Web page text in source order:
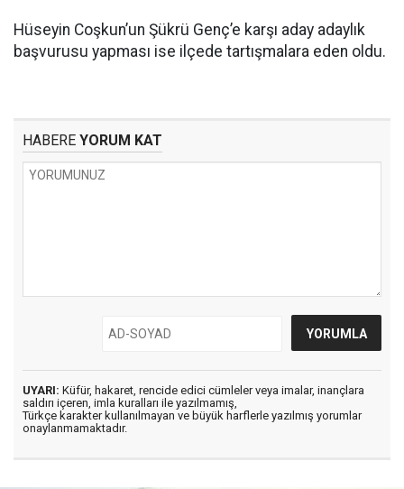
Hüseyin Coşkun’un Şükrü Genç’e karşı aday adaylık
başvurusu yapması ise ilçede tartışmalara eden oldu.
HABERE YORUM KAT
UYARI: Küfür, hakaret, rencide edici cümleler veya imalar, inançlara
saldırı içeren, imla kuralları ile yazılmamış,
Türkçe karakter kullanılmayan ve büyük harflerle yazılmış yorumlar
onaylanmamaktadır.